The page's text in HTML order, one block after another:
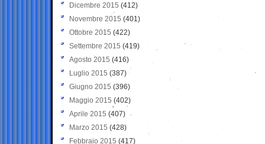
Dicembre 2015 (412)
Novembre 2015 (401)
Ottobre 2015 (422)
Settembre 2015 (419)
Agosto 2015 (416)
Luglio 2015 (387)
Giugno 2015 (396)
Maggio 2015 (402)
Aprile 2015 (407)
Marzo 2015 (428)
Febbraio 2015 (417)